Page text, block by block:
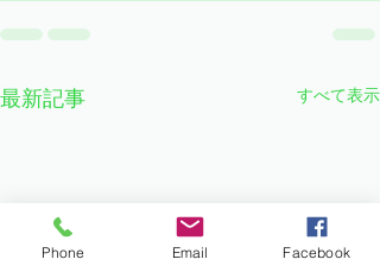
最新記事 すべて表示
Phone Email Facebook